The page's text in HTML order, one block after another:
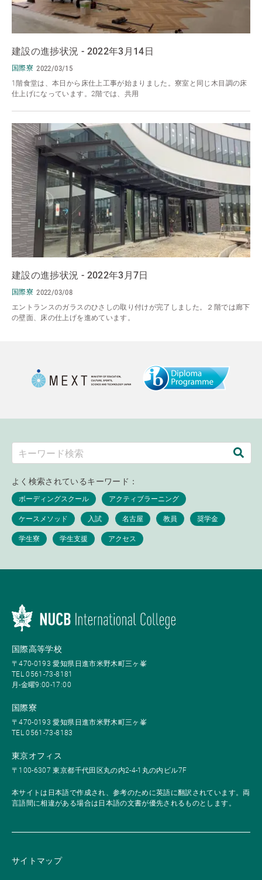
建設の進捗状況 - 2022年3月14日
国際寮 2022/03/15
1階食堂は、本日から床仕上工事が始まりました。寮室と同じ木目調の床
仕上げになっています。2階では、共用
建設の進捗状況 - 2022年3月7日
国際寮 2022/03/08
エントランスのガラスのひさしの取り付けが完了しました。２階では廊下
の壁面、床の仕上げを進めています。
よく検索されているキーワード：
国際高等学校
〒470-0193 愛知県日進市米野木町三ヶ峯
TEL 0561-73-8181
月-金曜9:00-17:00
国際寮
〒470-0193 愛知県日進市米野木町三ヶ峯
TEL 0561-73-8183
東京オフィス
〒100-6307 東京都千代田区丸の内2-4-1丸の内ビル7F
本サイトは日本語で作成され、参考のために英語に翻訳されています。両
言語間に相違がある場合は日本語の文書が優先されるものとします。
サイトマップ